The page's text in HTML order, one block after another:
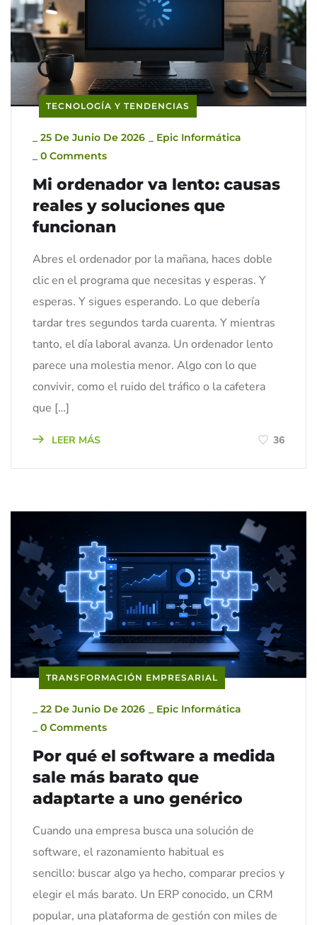
TECNOLOGÍA Y TENDENCIAS
25 De Junio De 2026
Epic Informática
0 Comments
Mi ordenador va lento: causas
reales y soluciones que
funcionan
Abres el ordenador por la mañana, haces doble
clic en el programa que necesitas y esperas. Y
esperas. Y sigues esperando. Lo que debería
tardar tres segundos tarda cuarenta. Y mientras
tanto, el día laboral avanza. Un ordenador lento
parece una molestia menor. Algo con lo que
convivir, como el ruido del tráfico o la cafetera
que […]
LEER MÁS 36
TRANSFORMACIÓN EMPRESARIAL
22 De Junio De 2026
Epic Informática
0 Comments
Por qué el software a medida
sale más barato que
adaptarte a uno genérico
Cuando una empresa busca una solución de
software, el razonamiento habitual es
sencillo: buscar algo ya hecho, comparar precios y
elegir el más barato. Un ERP conocido, un CRM
popular, una plataforma de gestión con miles de